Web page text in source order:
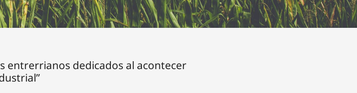
entrerrianos dedicados al acontecer